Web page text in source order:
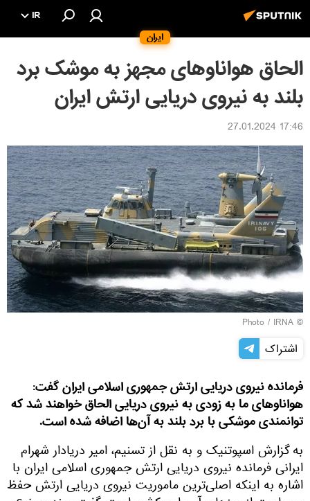
ایران
IR
الحاق هواناوهای مجهز به موشک برد
بلند به نیروی دریایی ارتش ایران
17:46 27.01.2024
© Photo / IRNA
اشتراک
فرمانده نیروی دریایی ارتش جمهوری اسلامی ایران گفت:
هواناوهای ما به زودی به نیروی دریایی الحاق خواهند شد که
توانمندی موشکی با برد بلند به آن‌ها اضافه شده است.
به گزارش اسپوتنیک و به نقل از تسنیم، امیر دریادار شهرام
ایرانی فرمانده نیروی دریایی ارتش جمهوری اسلامی ایران با
اشاره به اینکه اصلی‌ترین ماموریت نیروی دریایی ارتش حفظ